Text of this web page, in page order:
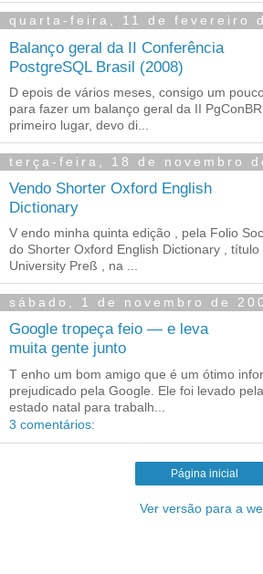
quarta-feira, 11 de fevereiro
Balanço geral da II Conferência
PostgreSQL Brasil (2008)
D epois de vários meses, consigo um
para fazer um balanço geral da II
primeiro lugar, devo di...
terça-feira, 18 de novembro
Vendo Shorter Oxford English
Dictionary
V endo minha quinta edição , pela Folio
do Shorter Oxford English Dictionary , título
University Preß , na ...
sábado, 1 de novembro de
Google tropeça feio — e leva
muita gente junto
T enho um bom amigo que é um ótimo
prejudicado pela Google. Ele foi levado
estado natal para trabalh...
3 comentários:
Página inicial
Ver versão para a